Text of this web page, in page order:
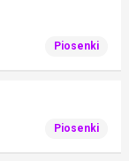
Piosenki
Piosenki